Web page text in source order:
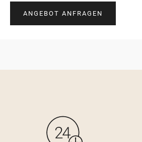
ANGEBOT ANFRAGEN